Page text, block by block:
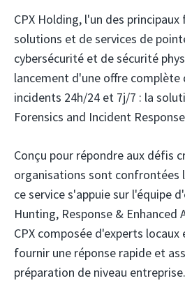
CPX Holding, l'un des
solutions et de services de
cybersécurité et de sécurité
lancement d'une offre complète
incidents 24h/24 et 7j/7 : la
Forensics and Incident
Conçu pour répondre aux défis
organisations sont confrontées
ce service s'appuie sur l'équipe
Hunting, Response & Enhanced
CPX composée d'experts
fournir une réponse rapide et
préparation de niveau